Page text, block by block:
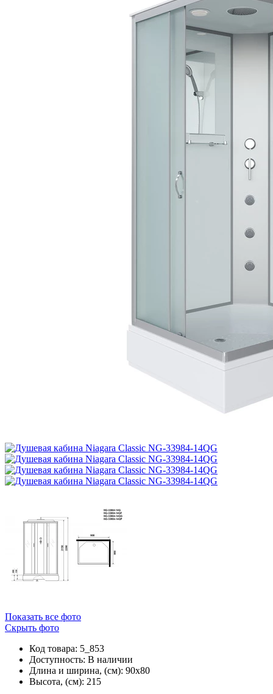
Показать все фото
Скрыть фото
Код товара: 5_853
Доступность: В наличии
Длина и ширина, (см): 90x80
Высота, (см): 215